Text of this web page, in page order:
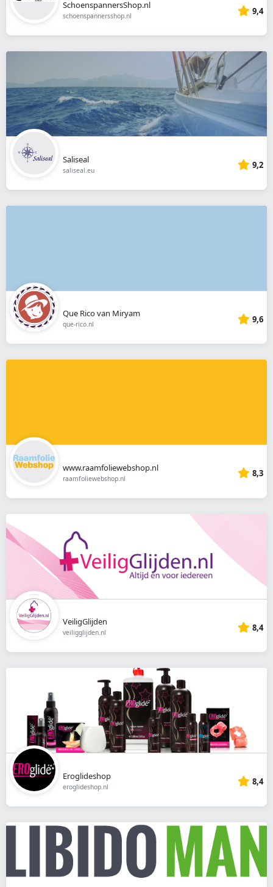
SchoenspannersShop.nl
schoenspannersshop.nl 9,4
Saliseal
saliseal.eu 9,2
Que Rico van Miryam
que-rico.nl 9,6
www.raamfoliewebshop.nl
raamfoliewebshop.nl 8,3
VeiligGlijden
veiligglijden.nl 8,4
Eroglideshop
eroglideshop.nl 8,4